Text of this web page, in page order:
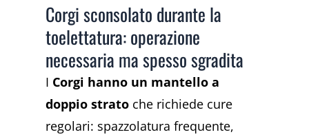
Corgi sconsolato durante la
toelettatura: operazione
necessaria ma spesso sgradita
I Corgi hanno un mantello a
doppio strato che richiede cure
regolari: spazzolatura frequente,